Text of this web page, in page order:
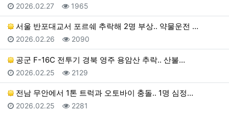
등록일
2026.02.27 조회
1965
서울 반포대교서 포르쉐 추락해 2명 부상.. 약물운전 …
등록일
2026.02.26 조회
2090
공군 F-16C 전투기 경북 영주 용암산 추락.. 산불…
등록일
2026.02.25 조회
2129
전남 무안에서 1톤 트럭과 오토바이 충돌.. 1명 심정…
등록일
2026.02.25 조회
2281